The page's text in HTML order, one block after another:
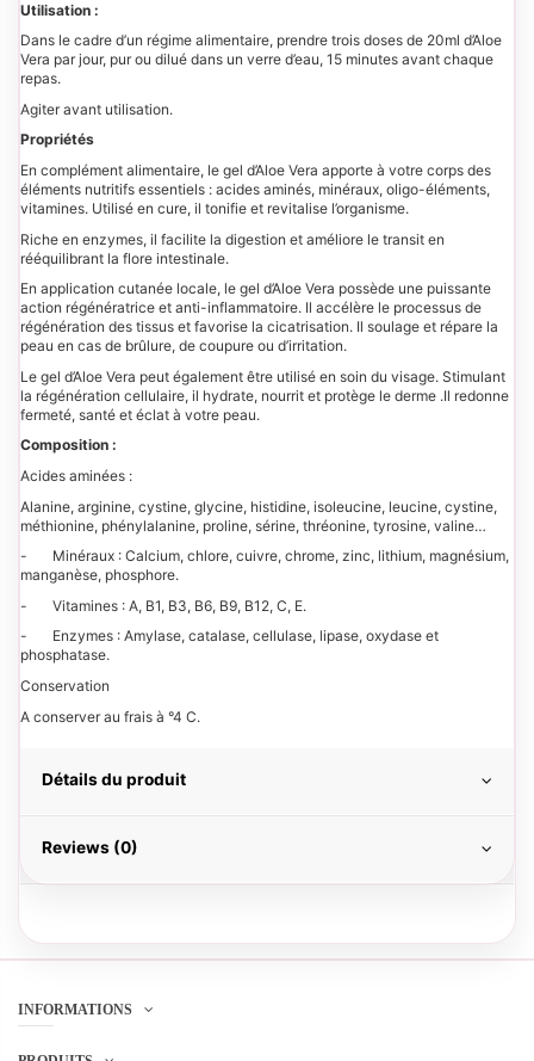
Utilisation :
Dans le cadre d’un régime alimentaire, prendre trois doses de 20ml d’Aloe
Vera par jour, pur ou dilué dans un verre d’eau, 15 minutes avant chaque
repas.
Agiter avant utilisation.
Propriétés
En complément alimentaire, le gel d’Aloe Vera apporte à votre corps des
éléments nutritifs essentiels : acides aminés, minéraux, oligo-éléments,
vitamines. Utilisé en cure, il tonifie et revitalise l’organisme.
Riche en enzymes, il facilite la digestion et améliore le transit en
rééquilibrant la flore intestinale.
En application cutanée locale, le gel d’Aloe Vera possède une puissante
action régénératrice et anti-inflammatoire. Il accélère le processus de
régénération des tissus et favorise la cicatrisation. Il soulage et répare la
peau en cas de brûlure, de coupure ou d’irritation.
Le gel d’Aloe Vera peut également être utilisé en soin du visage. Stimulant
la régénération cellulaire, il hydrate, nourrit et protège le derme .Il redonne
fermeté, santé et éclat à votre peau.
Composition :
Acides aminées :
Alanine, arginine, cystine, glycine, histidine, isoleucine, leucine, cystine,
méthionine, phénylalanine, proline, sérine, thréonine, tyrosine, valine…
- Minéraux : Calcium, chlore, cuivre, chrome, zinc, lithium, magnésium,
manganèse, phosphore.
- Vitamines : A, B1, B3, B6, B9, B12, C, E.
- Enzymes : Amylase, catalase, cellulase, lipase, oxydase et
phosphatase.
Conservation
A conserver au frais à °4 C.
Détails du produit
Reviews (0)
INFORMATIONS